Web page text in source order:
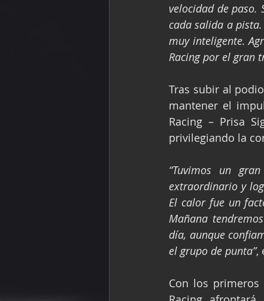
velocidad de
cada salida a
muy inteligente.
Racing por el gran
Tras subir al
mantener el
Racing – Prisa
privilegiando la
“Tuvimos un
extraordinario y
El calor fue un
Mañana
día, aunque
el grupo de punta”,
Con los